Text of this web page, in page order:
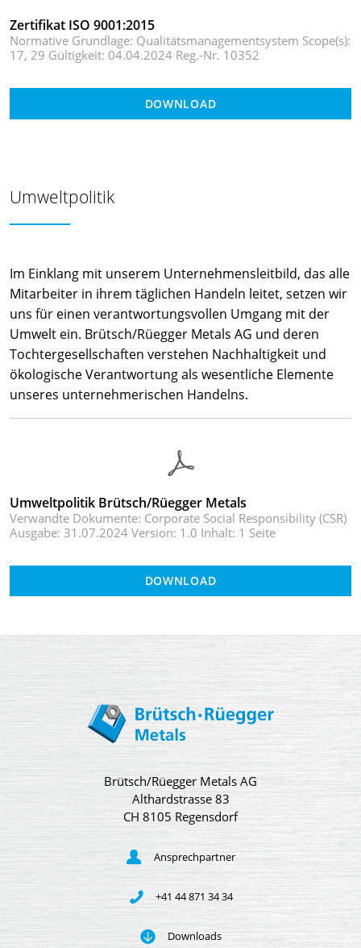
Zertifikat ISO 9001:2015
Normative Grundlage: Qualitätsmanagementsystem Scope(s):
17, 29 Gültigkeit: 04.04.2024 Reg.-Nr. 10352
DOWNLOAD
Umweltpolitik
Im Einklang mit unserem Unternehmensleitbild, das alle
Mitarbeiter in ihrem täglichen Handeln leitet, setzen wir
uns für einen verantwortungsvollen Umgang mit der
Umwelt ein. Brütsch/Rüegger Metals AG und deren
Tochtergesellschaften verstehen Nachhaltigkeit und
ökologische Verantwortung als wesentliche Elemente
unseres unternehmerischen Handelns.
Umweltpolitik Brütsch/Rüegger Metals
Verwandte Dokumente: Corporate Social Responsibility (CSR)
Ausgabe: 31.07.2024 Version: 1.0 Inhalt: 1 Seite
DOWNLOAD
Brütsch/Rüegger Metals AG
Althardstrasse 83
CH 8105 Regensdorf
Ansprechpartner
+41 44 871 34 34
Downloads